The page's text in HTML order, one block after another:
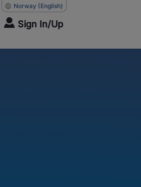
Norway (English)
Sign In/Up